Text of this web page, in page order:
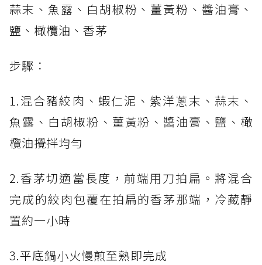
蒜末、魚露、白胡椒粉、薑黃粉、醬油膏、
鹽、橄欖油、香茅
步驟：
1.混合豬絞肉、蝦仁泥、紫洋蔥末、蒜末、
魚露、白胡椒粉、薑黃粉、醬油膏、鹽、橄
欖油攪拌均勻
2.香茅切適當長度，前端用刀拍扁。將混合
完成的絞肉包覆在拍扁的香茅那端，冷藏靜
置約一小時
3.平底鍋小火慢煎至熟即完成